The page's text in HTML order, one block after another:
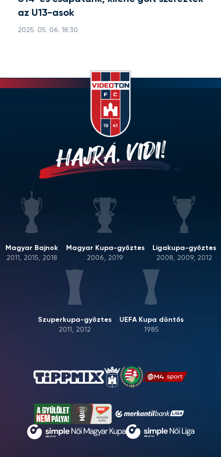
az U13-asok
2025. 05. 06. 18:30
HAJRÁ, VIDI!
Magyar Bajnok
2011, 2015, 2018
Magyar Kupa-győztes
2006, 2019
Ligakupa-győztes
2008, 2009, 2012
Szuperkupa-győztes
2011, 2012
UEFA Kupa döntős
1985